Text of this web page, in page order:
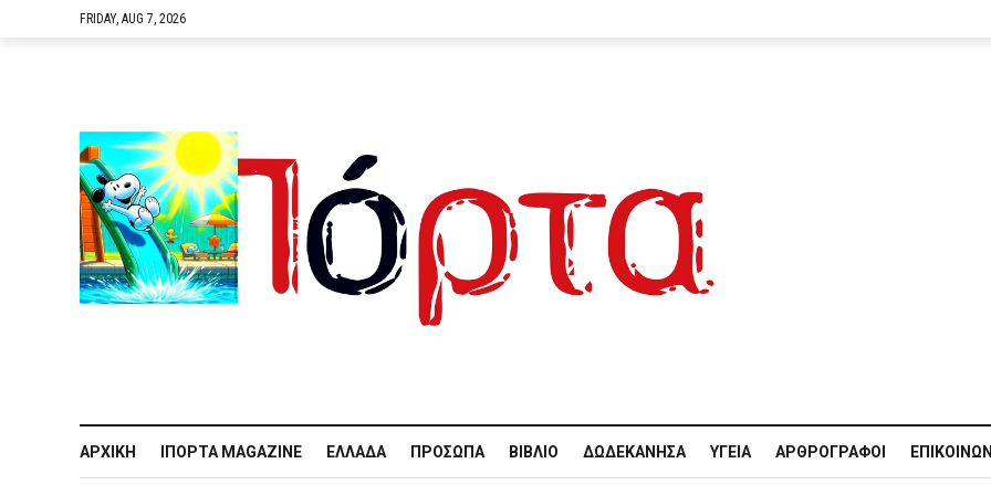
FRIDAY, AUG 7, 2026
ΑΡΧΙΚΉ IΠΌΡΤΑ MAGAZINE ΕΛΛΆΔΑ ΠΡΌΣΩΠΑ ΒΙΒΛΊΟ ΔΩΔΕΚΆΝΗΣΑ ΥΓΕΊΑ ΑΡΘΡΟΓΡΆΦΟΙ